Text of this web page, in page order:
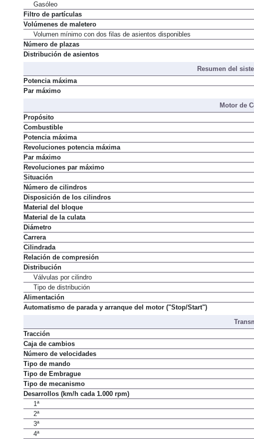
Gasóleo
Filtro de partículas
Volúmenes de maletero
Volumen mínimo con dos filas de asientos disponibles
Número de plazas
Distribución de asientos
Resumen del
Potencia máxima
Par máximo
Motor de
Propósito
Combustible
Potencia máxima
Revoluciones potencia máxima
Par máximo
Revoluciones par máximo
Situación
Número de cilindros
Disposición de los cilindros
Material del bloque
Material de la culata
Diámetro
Carrera
Cilindrada
Relación de compresión
Distribución
Válvulas por cilindro
Tipo de distribución
Alimentación
Automatismo de parada y arranque del motor ("Stop/Start")
Tracción
Caja de cambios
Número de velocidades
Tipo de mando
Tipo de Embrague
Tipo de mecanismo
Desarrollos (km/h cada 1.000 rpm)
1ª
2ª
3ª
4ª